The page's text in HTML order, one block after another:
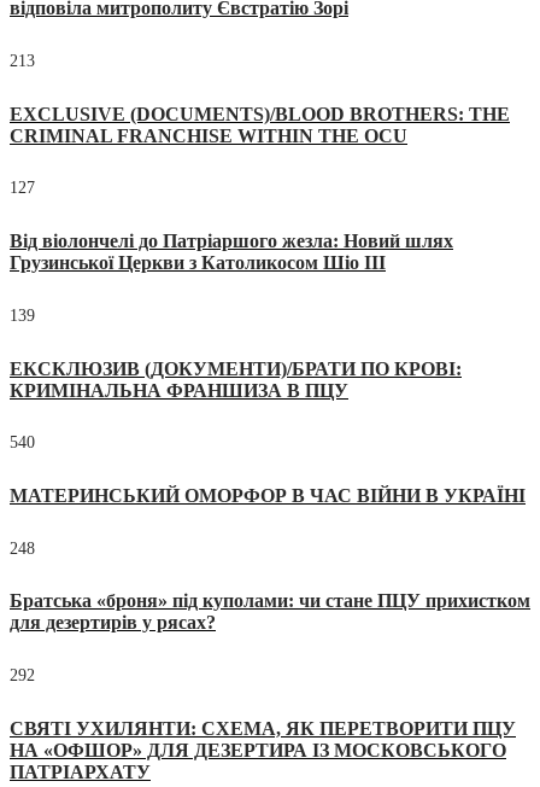
відповіла митрополиту Євстратію Зорі
213
EXCLUSIVE (DOCUMENTS)/BLOOD BROTHERS: THE
CRIMINAL FRANCHISE WITHIN THE OCU
127
Від віолончелі до Патріаршого жезла: Новий шлях
Грузинської Церкви з Католикосом Шіо III
139
ЕКСКЛЮЗИВ (ДОКУМЕНТИ)/БРАТИ ПО КРОВІ:
КРИМІНАЛЬНА ФРАНШИЗА В ПЦУ
540
МАТЕРИНСЬКИЙ ОМОРФОР В ЧАС ВІЙНИ В УКРАЇНІ
248
Братська «броня» під куполами: чи стане ПЦУ прихистком
для дезертирів у рясах?
292
СВЯТІ УХИЛЯНТИ: СХЕМА, ЯК ПЕРЕТВОРИТИ ПЦУ
НА «ОФШОР» ДЛЯ ДЕЗЕРТИРА ІЗ МОСКОВСЬКОГО
ПАТРІАРХАТУ